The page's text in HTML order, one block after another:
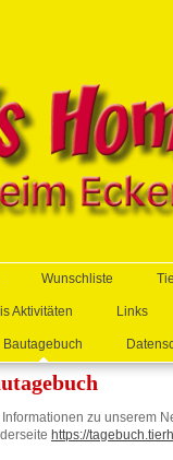
Wunschliste
Aktivitäten Links
Bautagebuch
zu unserem
https://